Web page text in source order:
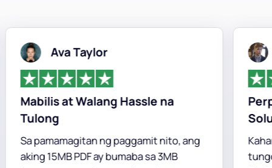
Ava Taylor
Mabilis at Walang Hassle na
Tulong
Sa pamamagitan ng paggamit nito, ang
aking 15MB PDF ay bumaba sa 3MB
tungo